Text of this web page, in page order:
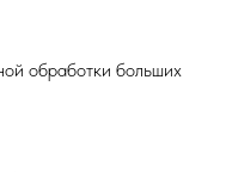
обработки больших